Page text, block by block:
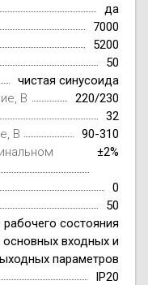
да
7000
5200
50
чистая синусоида
В
220/230
32
В
90-310
±2%
0
50
состояния
входных и
параметров
IP20